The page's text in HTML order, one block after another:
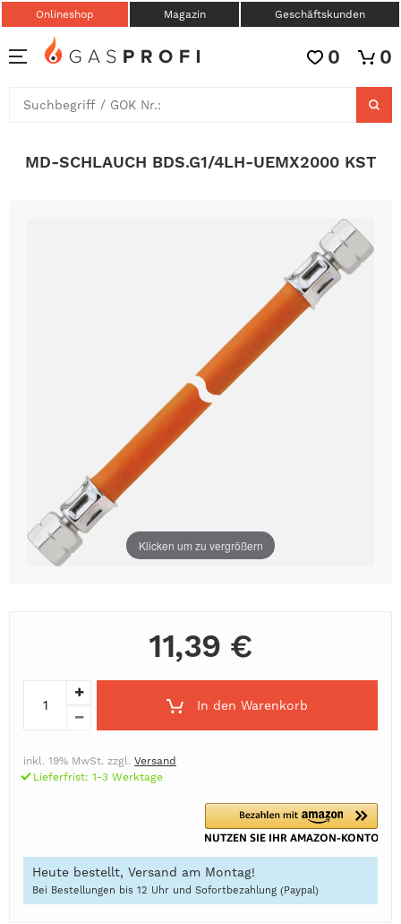
Onlineshop Magazin Geschäftskunden
0 0
MD-SCHLAUCH BDS.G1/4LH-UEMX2000 KST
Klicken um zu vergrößern
11,39 €
In den Warenkorb
inkl. 19% MwSt. zzgl. Versand
Lieferfrist: 1-3 Werktage
Heute bestellt, Versand am Montag!
Bei Bestellungen bis 12 Uhr und Sofortbezahlung (Paypal)